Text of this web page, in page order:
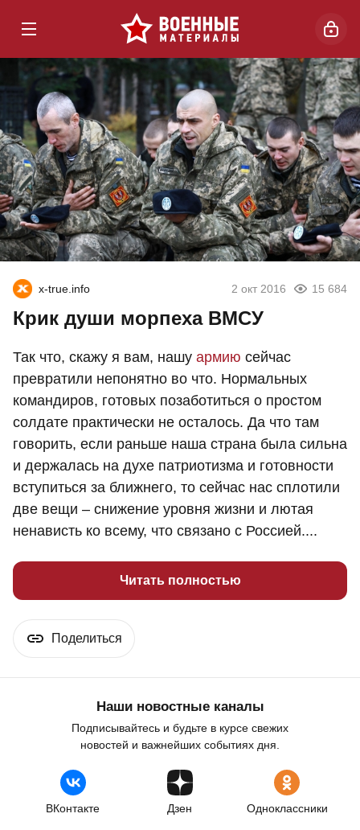
x-true.info 2 окт 2016 15 684
Крик души морпеха ВМСУ
Так что, скажу я вам, нашу армию сейчас
превратили непонятно во что. Нормальных
командиров, готовых позаботиться о простом
солдате практически не осталось. Да что там
говорить, если раньше наша страна была сильна
и держалась на духе патриотизма и готовности
вступиться за ближнего, то сейчас нас сплотили
две вещи – снижение уровня жизни и лютая
ненависть ко всему, что связано с Россией....
Читать полностью
Поделиться
Наши новостные каналы
Подписывайтесь и будьте в курсе свежих
новостей и важнейших событиях дня.
ВКонтакте Дзен Одноклассники